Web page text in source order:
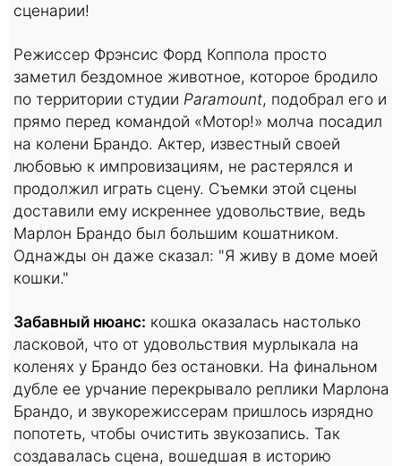
сценарии!
Режиссер Фрэнсис Форд Коппола просто
заметил бездомное животное, которое бродило
по территории студии Paramount, подобрал его и
прямо перед командой «Мотор!» молча посадил
на колени Брандо. Актер, известный своей
любовью к импровизациям, не растерялся и
продолжил играть сцену. Съемки этой сцены
доставили ему искреннее удовольствие, ведь
Марлон Брандо был большим кошатником.
Однажды он даже сказал: "Я живу в доме моей
кошки."
Забавный нюанс: кошка оказалась настолько
ласковой, что от удовольствия мурлыкала на
коленях у Брандо без остановки. На финальном
дубле ее урчание перекрывало реплики Марлона
Брандо, и звукорежиссерам пришлось изрядно
попотеть, чтобы очистить звукозапись. Так
создавалась сцена, вошедшая в историю